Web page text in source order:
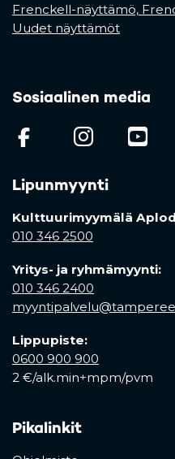
Frenckell-näyttämö,
Uudet näyttämöt
Sosiaalinen media
(opens in
Lipunmyynti
Kulttuurimyymälä
010 346 2500
Yritys- ja ryhmämyynti:
010 346 2400
Lippupiste:
0600 900 900
2 €/alk.min+mpm/pvm
Pikalinkit